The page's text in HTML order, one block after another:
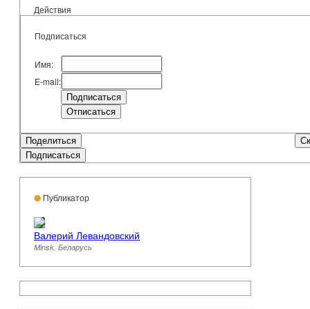
Действия
Подписаться
Имя:
E-mail:
Поделиться
Подписаться
Публикатор
Валерий Левандовский
Minsk, Беларусь